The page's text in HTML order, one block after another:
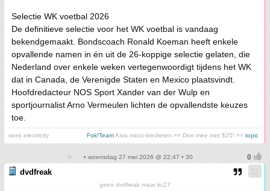
Selectie WK voetbal 2026
De definitieve selectie voor het WK voetbal is vandaag
bekendgemaakt. Bondscoach Ronald Koeman heeft enkele
opvallende namen in én uit de 26-koppige selectie gelaten, die
Nederland over enkele weken vertegenwoordigt tijdens het WK
dat in Canada, de Verenigde Staten en Mexico plaatsvindt.
Hoofdredacteur NOS Sport Xander van der Wulp en
sportjournalist Arno Vermeulen lichten de opvallendste keuzes
toe.
seek electricity Fok!Team Kiva micro-kredieten == Doe mee met $25! == topic
• woensdag 27 mei 2026 @ 22:47 • 30
dvdfreak
geen dvdfreak maar kc27